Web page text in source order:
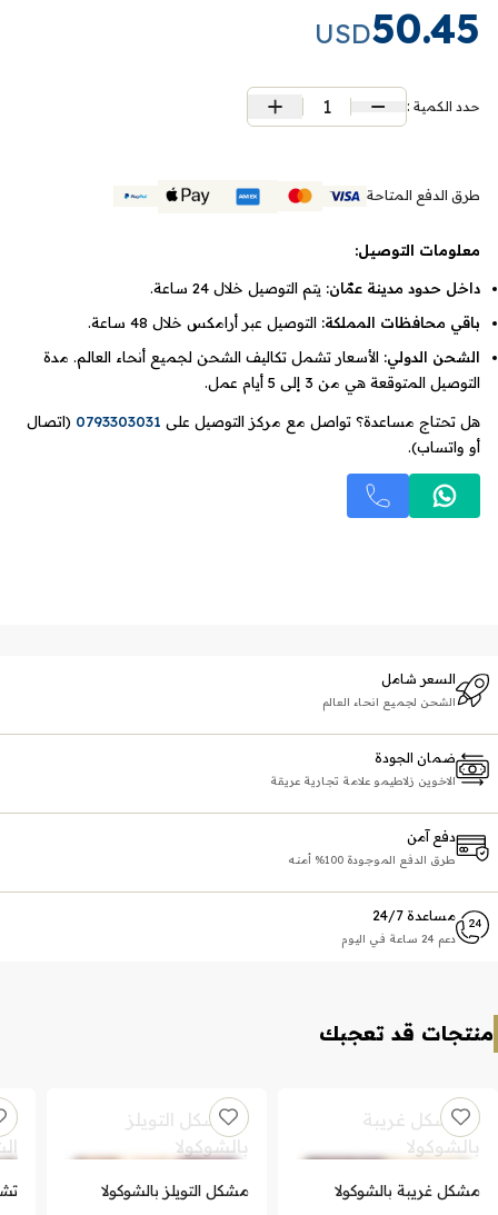
50.45
USD
حدد الكمية : 1
طرق الدفع المتاحة
معلومات التوصيل:
داخل حدود مدينة عمّان: يتم التوصيل خلال 24 ساعة.
باقي محافظات المملكة: التوصيل عبر أرامكس خلال 48 ساعة.
الشحن الدولي: الأسعار تشمل تكاليف الشحن لجميع أنحاء العالم. مدة
التوصيل المتوقعة هي من 3 إلى 5 أيام عمل.
هل تحتاج مساعدة؟ تواصل مع مركز التوصيل على 0793303031 (اتصال
أو واتساب).
السعر شامل
الشحن لجميع انحاء العالم
ضمان الجودة
الاخوين زلاطيمو علامة تجارية عريقة
دفع آمن
طرق الدفع الموجودة 100% أمنه
مساعدة 24/7
دعم 24 ساعة في اليوم
منتجات قد تعجبك
مشكل غريبة بالشوكولا مشكل التويلز بالشوكولا